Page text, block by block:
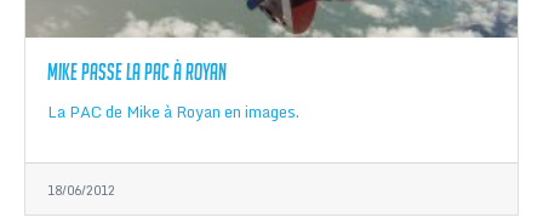
Mike passe la PAC à Royan
La PAC de Mike à Royan en images.
18/06/2012